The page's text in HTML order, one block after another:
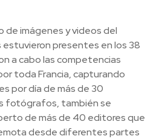
de imágenes y videos del
presentes en los 38
a cabo las competencias
toda Francia, capturando
por día de más de 30
fotógrafos, también se
de más de 40 editores que
desde diferentes partes